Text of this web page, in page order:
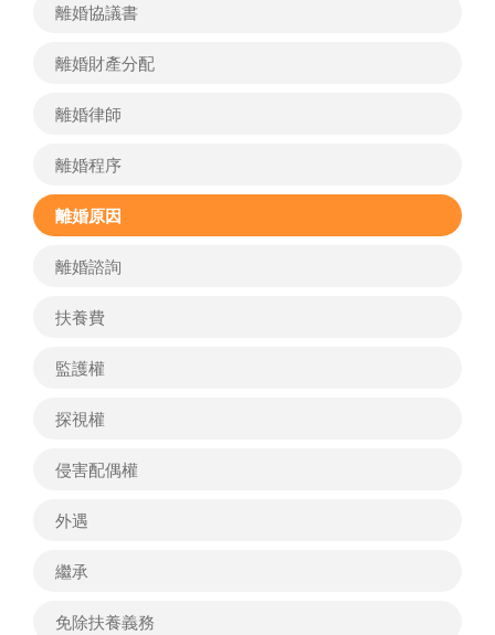
離婚協議書
離婚財產分配
離婚律師
離婚程序
離婚原因
離婚諮詢
扶養費
監護權
探視權
侵害配偶權
外遇
繼承
免除扶養義務